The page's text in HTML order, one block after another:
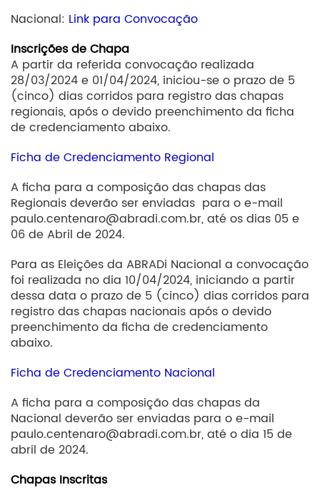
Nacional: Link para Convocação
Inscrições de Chapa
A partir da referida convocação realizada
28/03/2024 e 01/04/2024, iniciou-se o prazo de 5
(cinco) dias corridos para registro das chapas
regionais, após o devido preenchimento da ficha
de credenciamento abaixo.
Ficha de Credenciamento Regional
A ficha para a composição das chapas das
Regionais deverão ser enviadas para o e-mail
paulo.centenaro@abradi.com.br, até os dias 05 e
06 de Abril de 2024.
Para as Eleições da ABRADi Nacional a convocação
foi realizada no dia 10/04/2024, iniciando a partir
dessa data o prazo de 5 (cinco) dias corridos para
registro das chapas nacionais após o devido
preenchimento da ficha de credenciamento
abaixo.
Ficha de Credenciamento Nacional
A ficha para a composição das chapas da
Nacional deverão ser enviadas para o e-mail
paulo.centenaro@abradi.com.br, até o dia 15 de
abril de 2024.
Chapas Inscritas